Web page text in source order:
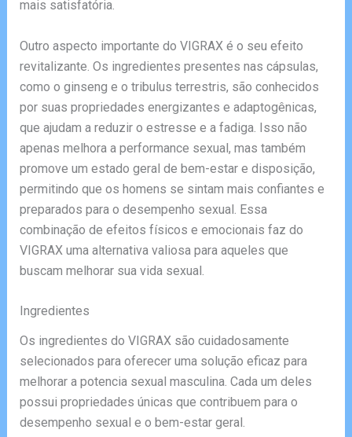
mais satisfatória.
Outro aspecto importante do VIGRAX é o seu efeito
revitalizante. Os ingredientes presentes nas cápsulas,
como o ginseng e o tribulus terrestris, são conhecidos
por suas propriedades energizantes e adaptogênicas,
que ajudam a reduzir o estresse e a fadiga. Isso não
apenas melhora a performance sexual, mas também
promove um estado geral de bem-estar e disposição,
permitindo que os homens se sintam mais confiantes e
preparados para o desempenho sexual. Essa
combinação de efeitos físicos e emocionais faz do
VIGRAX uma alternativa valiosa para aqueles que
buscam melhorar sua vida sexual.
Ingredientes
Os ingredientes do VIGRAX são cuidadosamente
selecionados para oferecer uma solução eficaz para
melhorar a potencia sexual masculina. Cada um deles
possui propriedades únicas que contribuem para o
desempenho sexual e o bem-estar geral.